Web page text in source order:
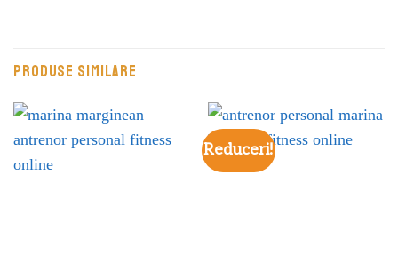
PRODUSE SIMILARE
Reduceri!